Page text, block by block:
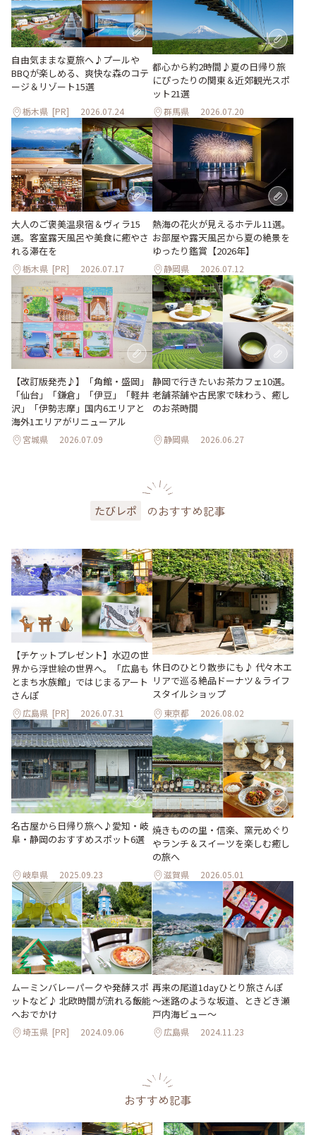
自由気ままな夏旅へ♪プールや
BBQが楽しめる、爽快な森のコテ
ージ＆リゾート15選
栃木県 [PR] 2026.07.24
都心から約2時間♪夏の日帰り旅
にぴったりの関東＆近郊観光スポ
ット21選
群馬県 2026.07.20
大人のご褒美温泉宿＆ヴィラ15
選。客室露天風呂や美食に癒やさ
れる滞在を
栃木県 [PR] 2026.07.17
熱海の花火が見えるホテル11選。
お部屋や露天風呂から夏の絶景を
ゆったり鑑賞【2026年】
静岡県 2026.07.12
【改訂版発売♪】「角館・盛岡」
「仙台」「鎌倉」「伊豆」「軽井
沢」「伊勢志摩」国内6エリアと
海外1エリアがリニューアル
宮城県 2026.07.09
静岡で行きたいお茶カフェ10選。
老舗茶舗や古民家で味わう、癒し
のお茶時間
静岡県 2026.06.27
たびレポ のおすすめ記事
【チケットプレゼント】水辺の世
界から浮世絵の世界へ。「広島も
とまち水族館」ではじまるアート
さんぽ
広島県 [PR] 2026.07.31
休日のひとり散歩にも♪ 代々木エ
リアで巡る絶品ドーナツ＆ライフ
スタイルショップ
東京都 2026.08.02
名古屋から日帰り旅へ♪愛知・岐
阜・静岡のおすすめスポット6選
岐阜県 2025.09.23
焼きものの里・信楽、窯元めぐり
やランチ＆スイーツを楽しむ癒し
の旅へ
滋賀県 2026.05.01
ムーミンバレーパークや発酵スポ
ットなど♪ 北欧時間が流れる飯能
へおでかけ
埼玉県 [PR] 2024.09.06
再来の尾道1dayひとり旅さんぽ
～迷路のような坂道、ときどき瀬
戸内海ビュー～
広島県 2024.11.23
おすすめ記事